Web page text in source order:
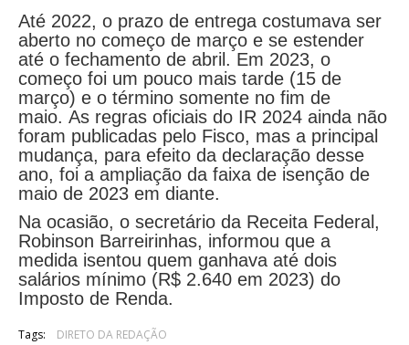
Até 2022, o prazo de entrega costumava ser
aberto no começo de março e se estender
até o fechamento de abril. Em 2023, o
começo foi um pouco mais tarde (15 de
março) e o término somente no fim de
maio. As regras oficiais do IR 2024 ainda não
foram publicadas pelo Fisco, mas a principal
mudança, para efeito da declaração desse
ano, foi a ampliação da faixa de isenção de
maio de 2023 em diante.
Na ocasião, o secretário da Receita Federal,
Robinson Barreirinhas, informou que a
medida isentou quem ganhava até dois
salários mínimo (R$ 2.640 em 2023) do
Imposto de Renda.
Tags: DIRETO DA REDAÇÃO